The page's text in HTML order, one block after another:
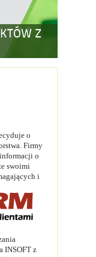
Z
o
Firmy
o
swoimi
i
INSOFT z